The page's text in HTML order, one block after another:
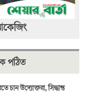
পঠিত
চান উদ্যোক্তরা, সিদ্ধান্ত